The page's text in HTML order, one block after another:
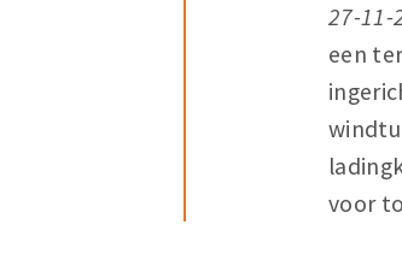
27-11-
een
voor